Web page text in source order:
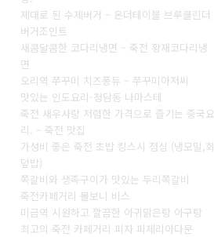
제대로 된 수제버거 – 온더테이블 브루클린더
버거조인트
새콤달콤한 코다리냉면 – 죽전 황재코다리냉
면
오리역 쭈꾸미 치즈퐁듀 – 쭈꾸미아저씨
맛있는 인도요리-청담동 나마스테
죽전 새우사랑 저렴한 가격으로 즐기는 중국요
리. – 죽전 맛집
가성비 좋은 죽전 초밥 킹스시 점심 (냉모밀,회
덮밥)
쪽갈비와 생족구이가 맛있는 두리쪽갈비
죽전카페거리 볼보니 비스
미금역 시원하고 깔끔한 아귀맑은탕 아구탕
최고의 죽전 카페거리 피자 피제리아다문